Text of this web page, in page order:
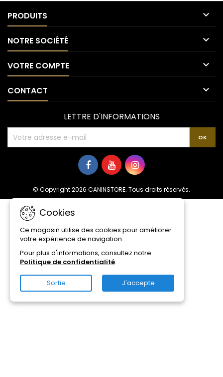
PRODUITS 
NOTRE SOCIÉTÉ 
VOTRE COMPTE 
CONTACT 
Cookies
Ce magasin utilise des cookies pour améliorer
votre expérience de navigation.
Pour plus d'informations, consultez notre
Politique de confidentialité.
Sortie J'accepte
LETTRE D'INFORMATIONS
© Copyright 2026 CANINSTORE. Tous droits réservés.